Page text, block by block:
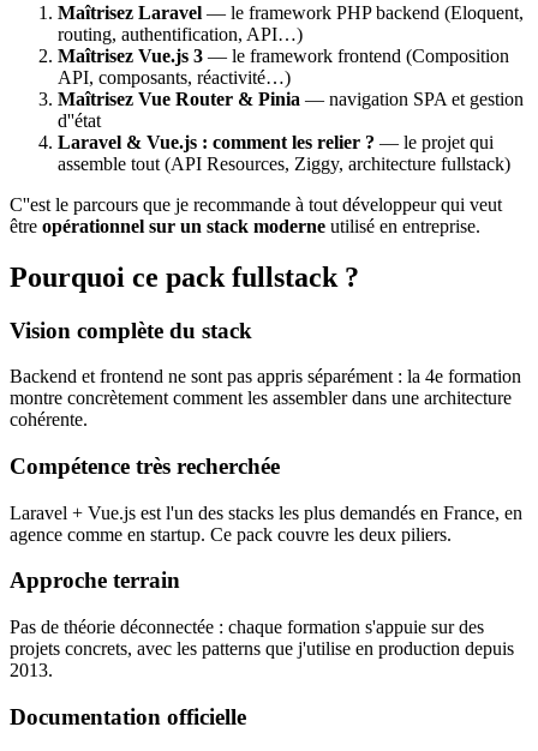
Maîtrisez Laravel — le framework PHP backend (Eloquent,
routing, authentification, API…)
Maîtrisez Vue.js 3 — le framework frontend (Composition
API, composants, réactivité…)
Maîtrisez Vue Router & Pinia — navigation SPA et gestion
d''état
Laravel & Vue.js : comment les relier ? — le projet qui
assemble tout (API Resources, Ziggy, architecture fullstack)
C''est le parcours que je recommande à tout développeur qui veut
être opérationnel sur un stack moderne utilisé en entreprise.
Pourquoi ce pack fullstack ?
Vision complète du stack
Backend et frontend ne sont pas appris séparément : la 4e formation
montre concrètement comment les assembler dans une architecture
cohérente.
Compétence très recherchée
Laravel + Vue.js est l'un des stacks les plus demandés en France, en
agence comme en startup. Ce pack couvre les deux piliers.
Approche terrain
Pas de théorie déconnectée : chaque formation s'appuie sur des
projets concrets, avec les patterns que j'utilise en production depuis
2013.
Documentation officielle